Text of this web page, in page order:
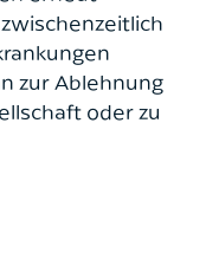
zur Ablehnung
oder zu